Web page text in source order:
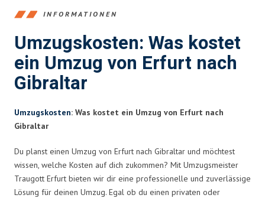
INFORMATIONEN
Umzugskosten: Was kostet
ein Umzug von Erfurt nach
Gibraltar
Umzugskosten: Was kostet ein Umzug von Erfurt nach
Gibraltar
Du planst einen Umzug von Erfurt nach Gibraltar und möchtest
wissen, welche Kosten auf dich zukommen? Mit Umzugsmeister
Traugott Erfurt bieten wir dir eine professionelle und zuverlässige
Lösung für deinen Umzug. Egal ob du einen privaten oder